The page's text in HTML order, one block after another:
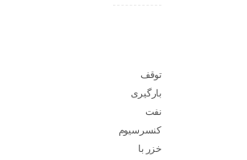
توقف
بارگیری
نفت
کنسرسیوم
خزر با